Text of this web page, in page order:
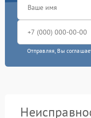
Отправляя, Вы